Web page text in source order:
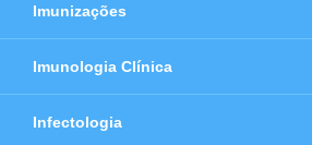
Imunizações
Imunologia Clínica
Infectologia